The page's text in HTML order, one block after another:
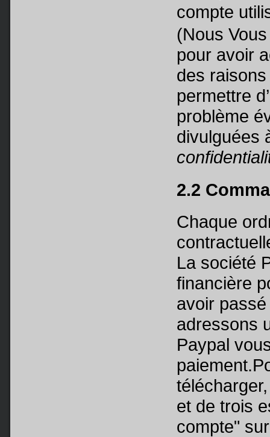
compte
(Nous
pour avoir
des
permettre
problème
divulguées
2.2
Chaque
La société
financière
avoir
adressons
Paypal
et de trois
compte"